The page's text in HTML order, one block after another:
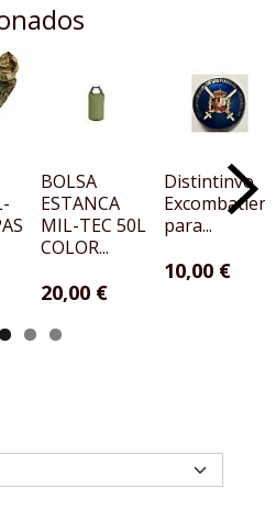
BOLSA
ESTANCA
MIL-TEC 50L
COLOR...
20,00 €
Distintinvo
para...
10,00 €